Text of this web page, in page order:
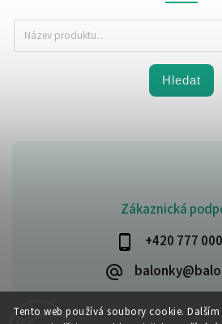
Tento web používá soubory cookie.
Zákaznická
+420 777
Hledat